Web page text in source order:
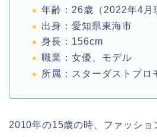
年齢：26歳（2022年4月
出身：愛知県東海市
身長：156cm
職業：女優、モデル
所属：スターダストプロ
2010年の15歳の時、ファッショ